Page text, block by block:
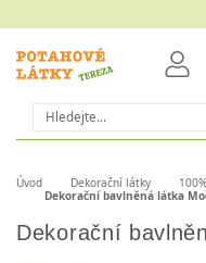
Hledat
Úvod Dekorační látky
Dekorační bavlněná látka
Dekorační